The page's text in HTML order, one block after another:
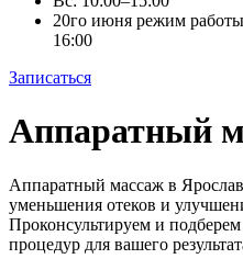
20го июня режим
16:00
Записаться
Skip
to
Аппаратный
Аппаратный массаж в
уменьшения отеков и
Проконсультируем и
процедур для вашего